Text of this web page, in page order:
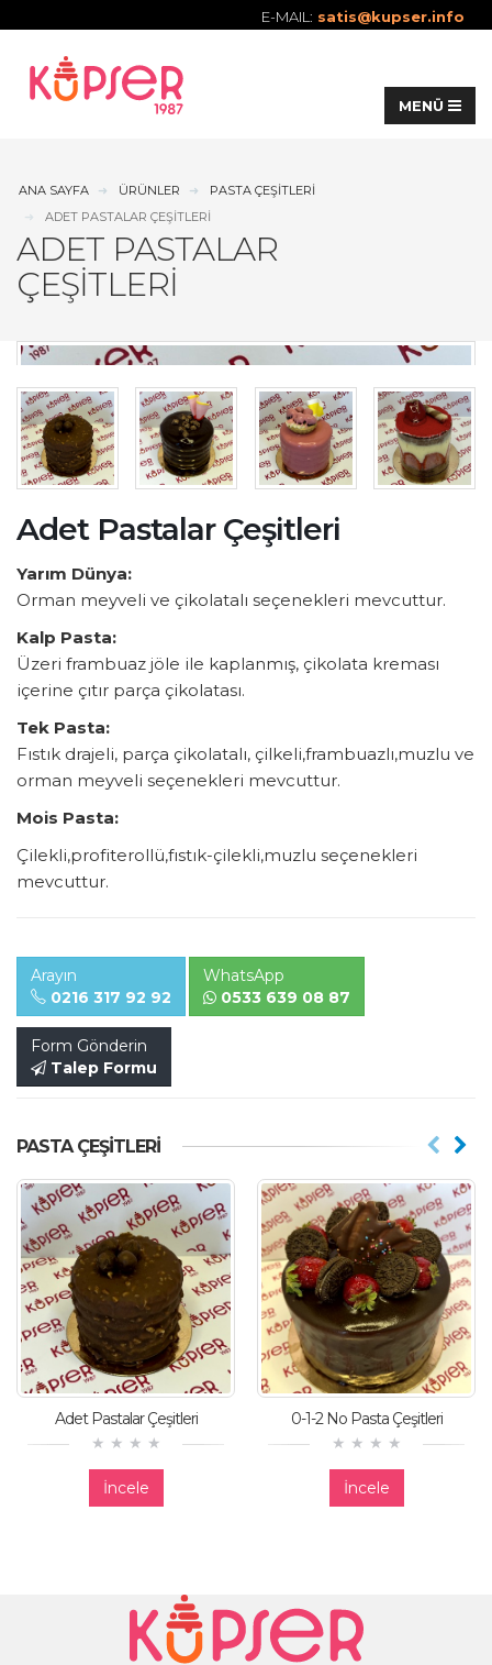
E-MAIL: satis@kupser.info
ANA SAYFA ÜRÜNLER
PASTA ÇEŞITLERI
ADET PASTALAR ÇEŞITLERI
ADET PASTALAR
ÇEŞITLERI
Adet Pastalar Çeşitleri
Yarım Dünya:
Orman meyveli ve çikolatalı seçenekleri mevcuttur.
Kalp Pasta:
Üzeri frambuaz jöle ile kaplanmış, çikolata kreması
içerine çıtır parça çikolatası.
Tek Pasta:
Fıstık drajeli, parça çikolatalı, çilkeli,frambuazlı,muzlu ve
orman meyveli seçenekleri mevcuttur.
Mois Pasta:
Çilekli,profiterollü,fıstık-çilekli,muzlu seçenekleri
mevcuttur.
Arayın
0216 317 92 92
WhatsApp
0533 639 08 87
Form Gönderin
Talep Formu
PASTA ÇEŞITLERI
Adet Pastalar Çeşitleri
İncele
0-1-2 No Pasta Çeşitleri
İncele